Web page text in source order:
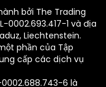
bởi The Trading
0002.693.417-1 và địa
Liechtenstein.
phần của Tập
cấp các dịch vụ
0002.688.743-6 là